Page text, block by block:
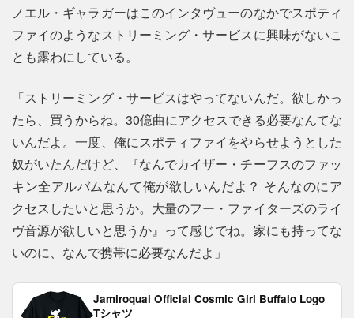
ノエル・ギャラガーはこのインタヴューのなかでスポティ
ファイのようなストリーミング・サービスに興味がないこ
とも露わにしている。
「ストリーミング・サービスはやってないんだ。欲しかっ
たら、買うからね。30億曲にアクセスできる必要なんてな
いんだよ。一度、俺にスポティファイをやらせようとした
奴がいたんだけど、『なんでカイザー・チーフスのファッ
キン全アルバムなんて俺が欲しいんだよ？ そんなのにア
クセスしたいと思うか。大量のフー・ファイターズのライ
ヴ音源が欲しいと思うか』って感じでね。家にも持ってな
いのに、なんで携帯に必要なんだよ」
Jamiroquai Official Cosmic Girl Buffalo Logo
Tシャツ